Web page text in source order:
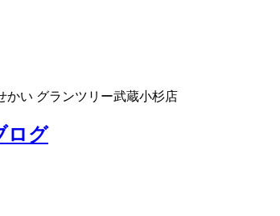
かい グランツリー武蔵小杉店
ログ